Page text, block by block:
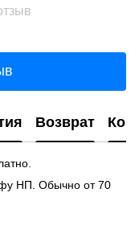
Возврат
НП. Обычно от 70